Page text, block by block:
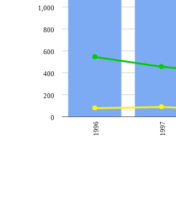
1996 1997
0
200
400
600
800
1,000